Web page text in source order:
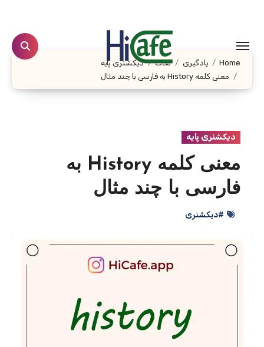
content
Home یادگیری لغات
دیکشنری پایه
معنی کلمه History به فارسی با چند مثال
دیکشنری پایه
معنی کلمه History به
فارسی با چند مثال
#دیکشنری